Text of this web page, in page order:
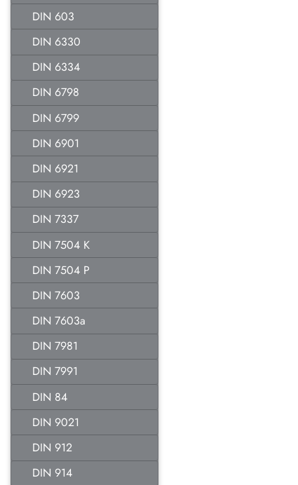
DIN 603
DIN 6330
DIN 6334
DIN 6798
DIN 6799
DIN 6901
DIN 6921
DIN 6923
DIN 7337
DIN 7504 K
DIN 7504 P
DIN 7603
DIN 7603a
DIN 7981
DIN 7991
DIN 84
DIN 9021
DIN 912
DIN 914